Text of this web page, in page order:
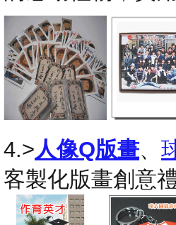
4.>人像Q版畫、
客製化版畫創意